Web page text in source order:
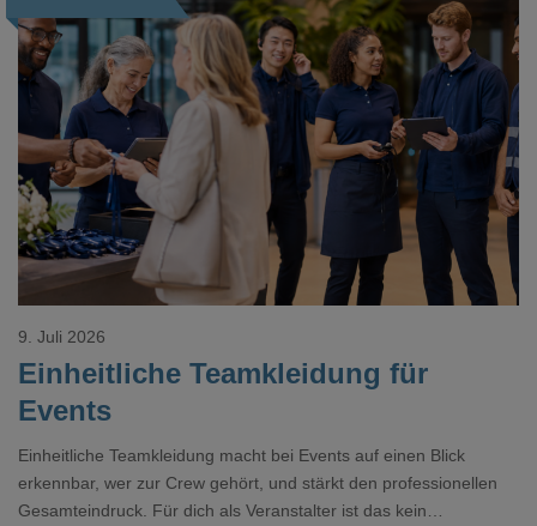
Loading...
Einheitliche Teamkleidung für
Events
9. Juli 2026
Einheitliche Teamkleidung macht bei Events auf einen Blick
erkennbar, wer zur Crew gehört, und stärkt den professionellen
Gesamteindruck. Für dich als Veranstalter ist das kein